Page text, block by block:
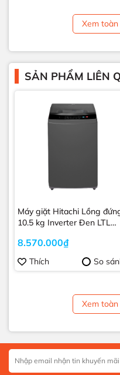
Xem
SẢN PHẨM LIÊN
Máy giặt Hitachi Lồng đứng
10.5 kg Inverter Đen LTL
8.570.000₫
Thích So
Xem